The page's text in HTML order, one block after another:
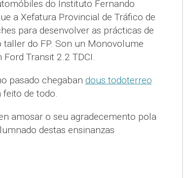
do Instituto Fernando
a Xefatura Provincial de Tráfico de
para desenvolver as prácticas de
do FP. Son un Monovolume
Transit 2.2 TDCI.
pasado chegaban dous todoterreo
feito de todo.
amosar o seu agradecemento pola
destas ensinanzas